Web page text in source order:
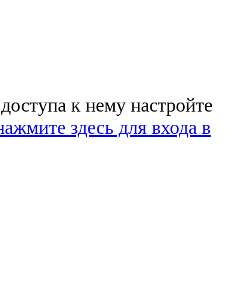
к нему настройте
здесь для входа в